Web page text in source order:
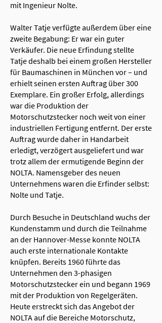
mit Ingenieur Nolte.
Walter Tatje verfügte außerdem über eine
zweite Begabung: Er war ein guter
Verkäufer. Die neue Erfindung stellte
Tatje deshalb bei einem großen Hersteller
für Baumaschinen in München vor – und
erhielt seinen ersten Auftrag über 300
Exemplare. Ein großer Erfolg, allerdings
war die Produktion der
Motorschutzstecker noch weit von einer
industriellen Fertigung entfernt. Der erste
Auftrag wurde daher in Handarbeit
erledigt, verzögert ausgeliefert und war
trotz allem der ermutigende Beginn der
NOLTA. Namensgeber des neuen
Unternehmens waren die Erfinder selbst:
Nolte und Tatje.
Durch Besuche in Deutschland wuchs der
Kundenstamm und durch die Teilnahme
an der Hannover-Messe konnte NOLTA
auch erste internationale Kontakte
knüpfen. Bereits 1960 führte das
Unternehmen den 3-phasigen
Motorschutzstecker ein und begann 1969
mit der Produktion von Regelgeräten.
Heute erstreckt sich das Angebot der
NOLTA auf die Bereiche Motorschutz,